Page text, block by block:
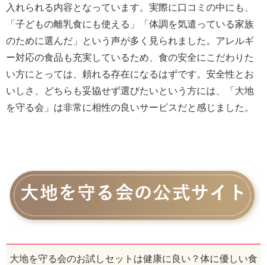
入れられる内容となっています。実際に口コミの中にも、
「子どもの離乳食にも使える」「体調を気遣っている家族
のために選んだ」という声が多く見られました。アレルギ
ー対応の食品も充実しているため、食の安全にこだわりた
い方にとっては、頼れる存在になるはずです。安全性とお
いしさ、どちらも妥協せず選びたいという方には、「大地
を守る会」は非常に相性の良いサービスだと感じました。
大地を守る会のお試しセットは健康に良い？体に優しい食